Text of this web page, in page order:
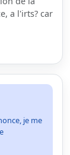
a l'irts? car
je me